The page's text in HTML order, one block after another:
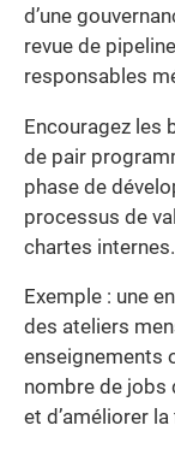
d’une
revue de
responsables
Encouragez les
de pair
phase de
processus de
chartes internes.
Exemple : une
des ateliers
enseignements
nombre de jobs
et d’améliorer